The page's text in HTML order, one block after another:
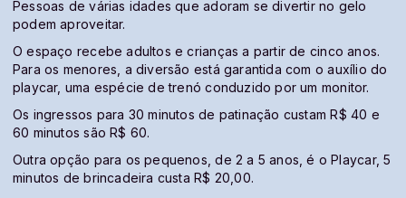
Pessoas de várias idades que adoram se divertir no gelo
podem aproveitar.
O espaço recebe adultos e crianças a partir de cinco anos.
Para os menores, a diversão está garantida com o auxílio do
playcar, uma espécie de trenó conduzido por um monitor.
Os ingressos para 30 minutos de patinação custam R$ 40 e
60 minutos são R$ 60.
Outra opção para os pequenos, de 2 a 5 anos, é o Playcar, 5
minutos de brincadeira custa R$ 20,00.